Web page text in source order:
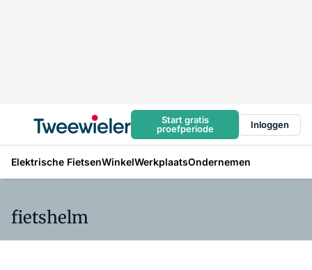
Start gratis
proefperiode
Inloggen
Elektrische FietsenWinkelWerkplaatsOndernemen
fietshelm